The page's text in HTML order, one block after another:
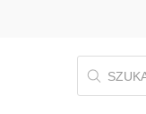
produktów